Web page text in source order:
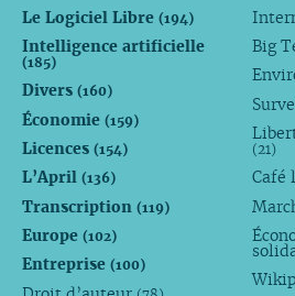
Le Logiciel Libre (194)
Intelligence artificielle
(185)
Divers (160)
Économie (159)
Licences (154)
L’April (136)
Transcription (119)
Europe (102)
Entreprise (100)
Big
(21)
Café